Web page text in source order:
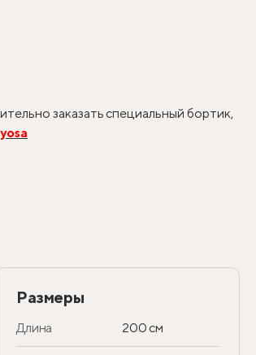
заказать специальный бортик,
Размеры
Длина 200 см